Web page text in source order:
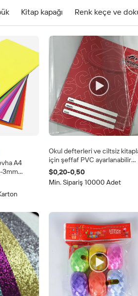
Kitap kapağı Renk keçe ve
A4
3mm
ve El
Oyuncaklar
Okul defterleri ve ciltsiz
için şeffaf PVC ayarlanabilir
koruyucu kitap kapakları,
seçenekler, EN71 ve Euro
sertifikalı.
$0,20-0,50
Min. Sipariş 10000 Adet